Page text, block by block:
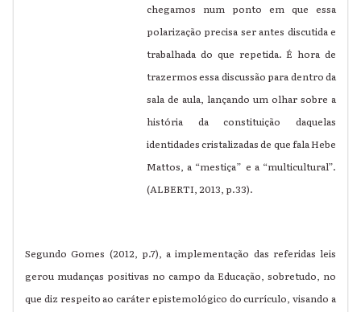
chegamos num ponto em que essa
polarização precisa ser antes discutida e
trabalhada do que repetida. É hora de
trazermos essa discussão para dentro da
sala de aula, lançando um olhar sobre a
história da constituição daquelas
identidades cristalizadas de que fala Hebe
Mattos, a “mestiça” e a “multicultural”.
(ALBERTI, 2013, p.33).
Segundo Gomes (2012, p.7), a implementação das referidas leis
gerou mudanças positivas no campo da Educação, sobretudo, no
que diz respeito ao caráter epistemológico do currículo, visando a